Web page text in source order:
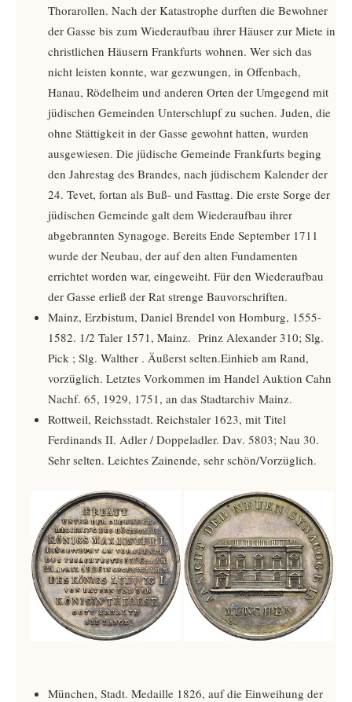
Thorarollen. Nach der Katastrophe durften die Bewohner
der Gasse bis zum Wiederaufbau ihrer Häuser zur Miete in
christlichen Häusern Frankfurts wohnen. Wer sich das
nicht leisten konnte, war gezwungen, in Offenbach,
Hanau, Rödelheim und anderen Orten der Umgegend mit
jüdischen Gemeinden Unterschlupf zu suchen. Juden, die
ohne Stättigkeit in der Gasse gewohnt hatten, wurden
ausgewiesen. Die jüdische Gemeinde Frankfurts beging
den Jahrestag des Brandes, nach jüdischem Kalender der
24. Tevet, fortan als Buß- und Fasttag. Die erste Sorge der
jüdischen Gemeinde galt dem Wiederaufbau ihrer
abgebrannten Synagoge. Bereits Ende September 1711
wurde der Neubau, der auf den alten Fundamenten
errichtet worden war, eingeweiht. Für den Wiederaufbau
der Gasse erließ der Rat strenge Bauvorschriften.
Mainz, Erzbistum, Daniel Brendel von Homburg, 1555-
1582. 1/2 Taler 1571, Mainz. Prinz Alexander 310; Slg.
Pick ­; Slg. Walther ­. Äußerst selten.Einhieb am Rand,
vorzüglich. Letztes Vorkommen im Handel Auktion Cahn
Nachf. 65, 1929, 1751, an das Stadtarchiv Mainz.
Rottweil, Reichsstadt. Reichstaler 1623, mit Titel
Ferdinands II. Adler / Doppeladler. Dav. 5803; Nau 30.
Sehr selten. Leichtes Zainende, sehr schön/Vorzüglich.
München, Stadt. Medaille 1826, auf die Einweihung der